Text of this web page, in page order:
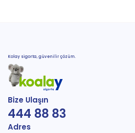
Kolay sigorta, güvenilir çözüm.
Bize Ulaşın
444 88 83
Adres